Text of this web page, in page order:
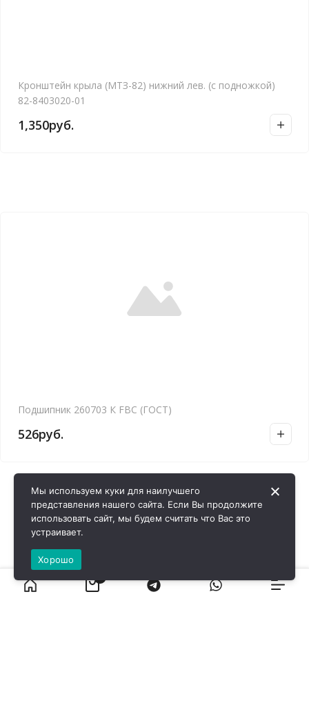
Кронштейн крыла (МТЗ-82) нижний лев. (с подножкой)
82-8403020-01
1,350руб.
Подшипник 260703 К FBC (ГОСТ)
526руб.
Мы используем куки для наилучшего
представления нашего сайта. Если Вы продолжите
использовать сайт, мы будем считать что Вас это
устраивает.
Хорошо